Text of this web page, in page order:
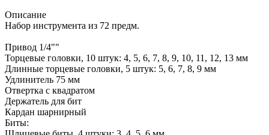
Описание
Набор инструмента из 72 предм.
Привод 1/4""
Торцевые головки, 10 штук: 4, 5, 6, 7, 8, 9, 10, 11, 12, 13 мм
Длинные торцевые головки, 5 штук: 5, 6, 7, 8, 9 мм
Удлинитель 75 мм
Отвертка с квадратом
Держатель для бит
Кардан шарнирный
Биты: